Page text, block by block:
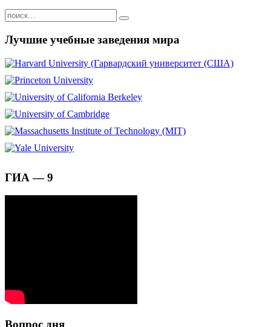
Лучшие учебные заведения мира
ГИА — 9
Вопрос дня